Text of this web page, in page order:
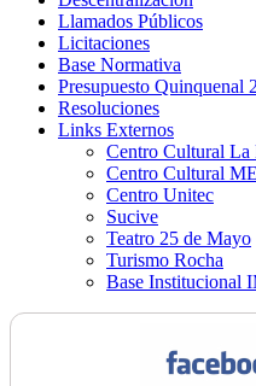
Llamados Públicos
Licitaciones
Base Normativa
Presupuesto Quinquenal
Resoluciones
Links Externos
Centro Cultural La
Centro Cultural
Centro Unitec
Sucive
Teatro 25 de Mayo
Turismo Rocha
Base Institucional